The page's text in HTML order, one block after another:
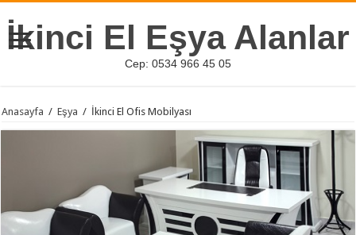
İkinci El Eşya Alanlar
Cep: 0534 966 45 05
Anasayfa / Eşya / İkinci El Ofis Mobilyası